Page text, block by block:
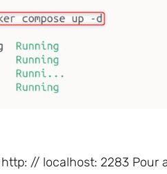
http: // localhost: 2283 Pour